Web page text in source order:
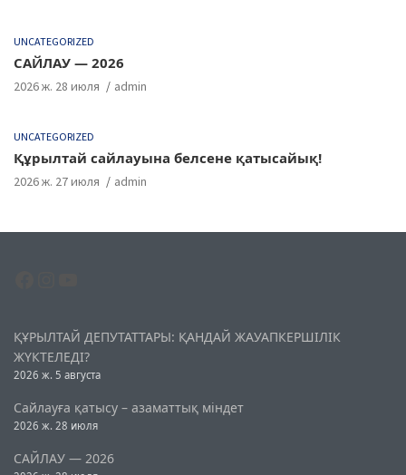
UNCATEGORIZED
САЙЛАУ — 2026
2026 ж. 28 июля admin
UNCATEGORIZED
Құрылтай сайлауына белсене қатысайық!
2026 ж. 27 июля admin
ҚҰРЫЛТАЙ ДЕПУТАТТАРЫ: ҚАНДАЙ ЖАУАПКЕРШІЛІК
ЖҮКТЕЛЕДІ?
2026 ж. 5 августа
Сайлауға қатысу – азаматтық міндет
2026 ж. 28 июля
САЙЛАУ — 2026